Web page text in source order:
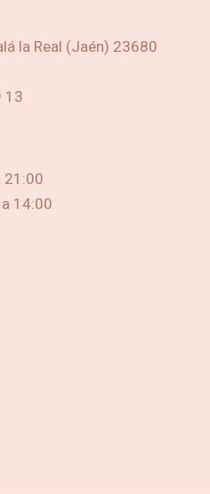
la Real (Jaén) 23680
13
21:00
14:00